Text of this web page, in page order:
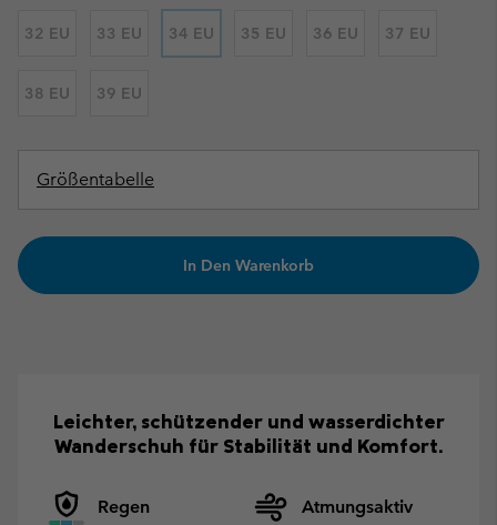
32 EU 33 EU 34 EU 35 EU 36 EU 37 EU
38 EU 39 EU
Größentabelle
In Den Warenkorb
Leichter, schützender und wasserdichter
Wanderschuh für Stabilität und Komfort.
Regen Atmungsaktiv